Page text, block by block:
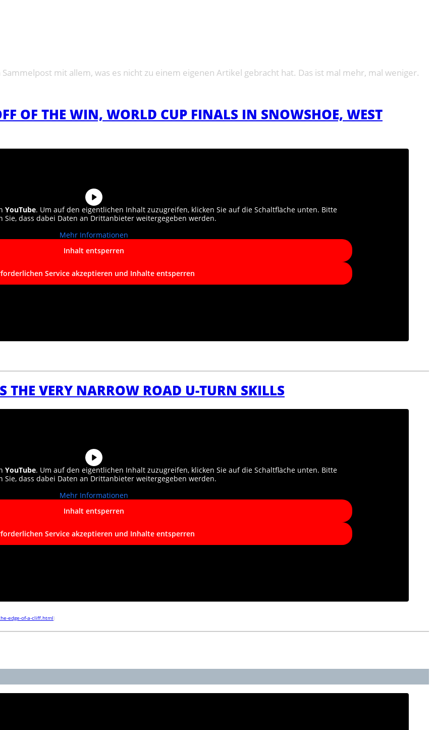
mit allem, was es nicht zu einem eigenen Artikel gebracht hat. Das ist mal mehr, mal weniger.
OF THE WIN, WORLD CUP FINALS IN SNOWSHOE, WEST
YouTube. Um auf den eigentlichen Inhalt zuzugreifen, klicken Sie auf die Schaltfläche unten. Bitte
Sie, dass dabei Daten an Drittanbieter weitergegeben werden.
Mehr Informationen
Inhalt entsperren
Service akzeptieren und Inhalte entsperren
THE VERY NARROW ROAD U-TURN SKILLS
YouTube. Um auf den eigentlichen Inhalt zuzugreifen, klicken Sie auf die Schaltfläche unten. Bitte
Sie, dass dabei Daten an Drittanbieter weitergegeben werden.
Mehr Informationen
Inhalt entsperren
Service akzeptieren und Inhalte entsperren
edge-of-a-cliff.html)